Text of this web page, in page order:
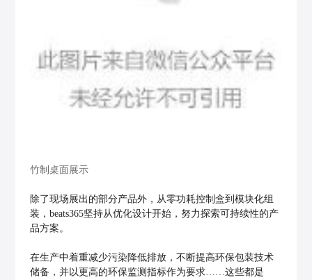
竹制桌面展示
除了现场展出的部分产品外，从零功耗控制盒到模块化组
装，beats365坚持从优化设计开始，努力探索可持续性的产
品方案。
在生产中着重减少污染降低排放，不断提高环保包装技术
储备，并以更高的环保监测指标作为要求……这些都是